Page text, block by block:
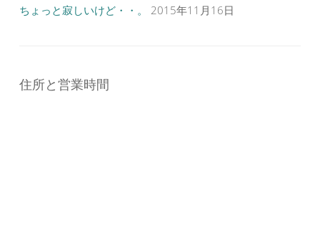
ちょっと寂しいけど・・。 2015年11月16日
住所と営業時間